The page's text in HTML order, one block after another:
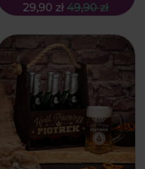
29,90 zł 49,90 zł